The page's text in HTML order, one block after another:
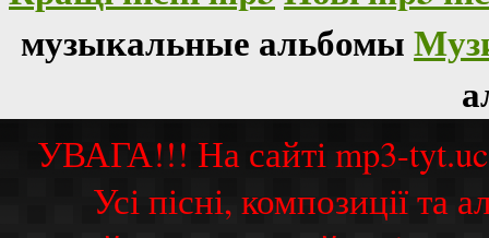
музыкальные альбомы
УВАГА!!! На сайті mp3-
Усі пісні, композиції